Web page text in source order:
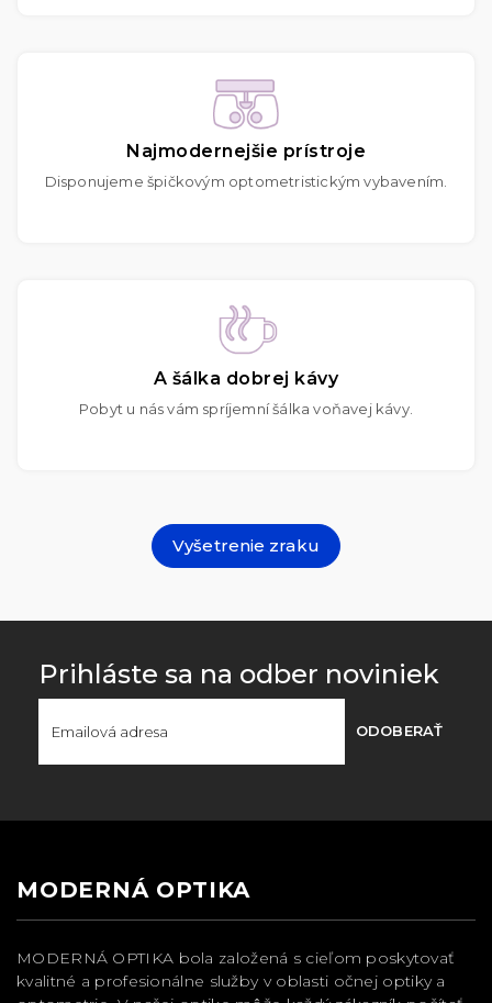
Najmodernejšie prístroje
Disponujeme špičkovým optometristickým vybavením.
A šálka dobrej kávy
Pobyt u nás vám spríjemní šálka voňavej kávy.
Vyšetrenie zraku
Prihláste sa na odber noviniek
ODOBERAŤ
MODERNÁ OPTIKA
MODERNÁ OPTIKA bola založená s cieľom poskytovať
kvalitné a profesionálne služby v oblasti očnej optiky a